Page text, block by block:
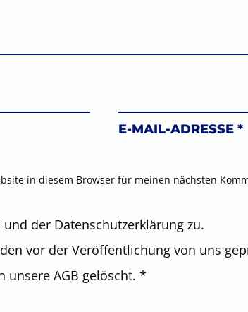
E-MAIL-ADRESSE *
in diesem Browser für meinen nächsten
der Datenschutzerklärung zu.
vor der Veröffentlichung von uns
unsere AGB gelöscht. *